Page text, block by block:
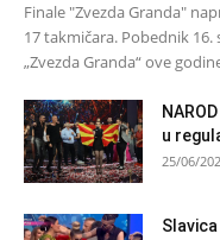
Finale "Zvezda Granda"
17 takmičara. Pobednik 16.
„Zvezda Granda“ ove
u
25/06/